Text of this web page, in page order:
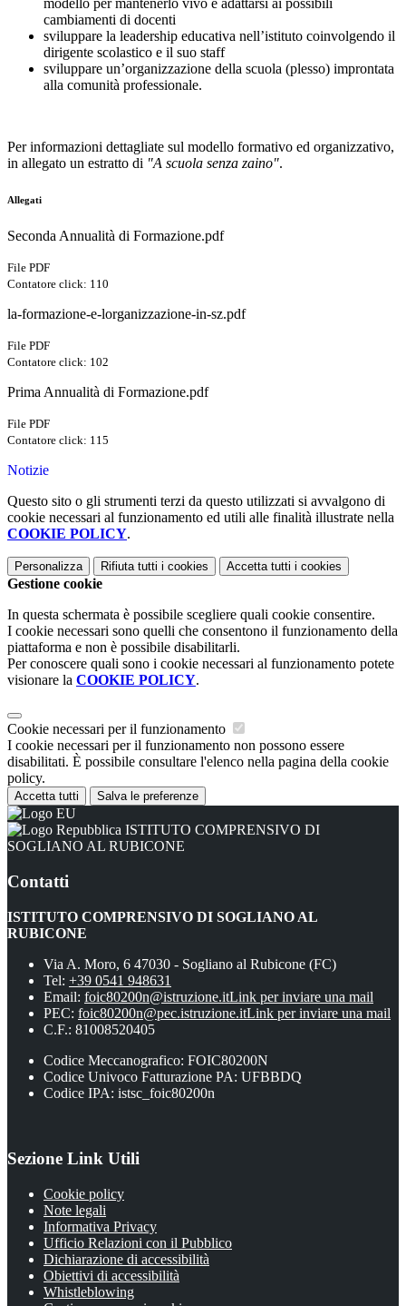
modello per mantenerlo vivo e adattarsi ai possibili
cambiamenti di docenti
sviluppare la leadership educativa nell’istituto coinvolgendo il
dirigente scolastico e il suo staff
sviluppare un’organizzazione della scuola (plesso) improntata
alla comunità professionale.
Per informazioni dettagliate sul modello formativo ed organizzativo,
in allegato un estratto di "A scuola senza zaino".
Allegati
Seconda Annualità di Formazione.pdf
File PDF
Contatore click: 110
la-formazione-e-lorganizzazione-in-sz.pdf
File PDF
Contatore click: 102
Prima Annualità di Formazione.pdf
File PDF
Contatore click: 115
Notizie
Questo sito o gli strumenti terzi da questo utilizzati si avvalgono di
cookie necessari al funzionamento ed utili alle finalità illustrate nella
COOKIE POLICY.
Personalizza Rifiuta tutti i cookies Accetta tutti i cookies
Gestione cookie
In questa schermata è possibile scegliere quali cookie consentire.
I cookie necessari sono quelli che consentono il funzionamento della
piattaforma e non è possibile disabilitarli.
Per conoscere quali sono i cookie necessari al funzionamento potete
visionare la COOKIE POLICY.
Cookie necessari per il funzionamento
I cookie necessari per il funzionamento non possono essere
disabilitati. È possibile consultare l'elenco nella pagina della cookie
policy.
Accetta tutti Salva le preferenze
ISTITUTO COMPRENSIVO DI
SOGLIANO AL RUBICONE
Contatti
ISTITUTO COMPRENSIVO DI SOGLIANO AL
RUBICONE
Via A. Moro, 6 47030 - Sogliano al Rubicone (FC)
Tel: +39 0541 948631
Email: foic80200n@istruzione.itLink per inviare una mail
PEC: foic80200n@pec.istruzione.itLink per inviare una mail
C.F.: 81008520405
Codice Meccanografico: FOIC80200N
Codice Univoco Fatturazione PA: UFBBDQ
Codice IPA: istsc_foic80200n
Sezione Link Utili
Cookie policy
Note legali
Informativa Privacy
Ufficio Relazioni con il Pubblico
Dichiarazione di accessibilità
Obiettivi di accessibilità
Whistleblowing